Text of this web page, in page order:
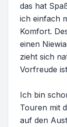
das hat
ich einfach
Komfort.
einen
zieht sich
Vorfreude
Ich bin
Touren mit
auf den